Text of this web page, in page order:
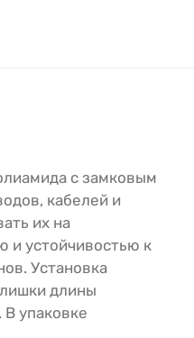
с замковым
кабелей и
их на
и устойчивостью к
Установка
длины
упаковке